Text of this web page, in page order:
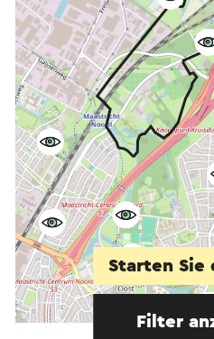
Starten Sie
Filter